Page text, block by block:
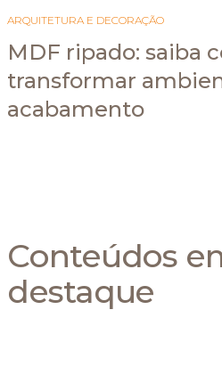
ARQUITETURA E DECORAÇÃO
MDF ripado: saiba
transformar
acabamento
Conteúdos
destaque